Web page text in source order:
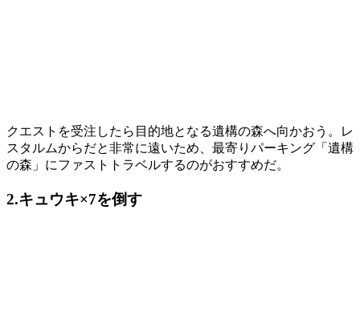
クエストを受注したら目的地となる遺構の森へ向かおう。レ
スタルムからだと非常に遠いため、最寄りパーキング「遺構
の森」にファストトラベルするのがおすすめだ。
2.キュウキ×7を倒す